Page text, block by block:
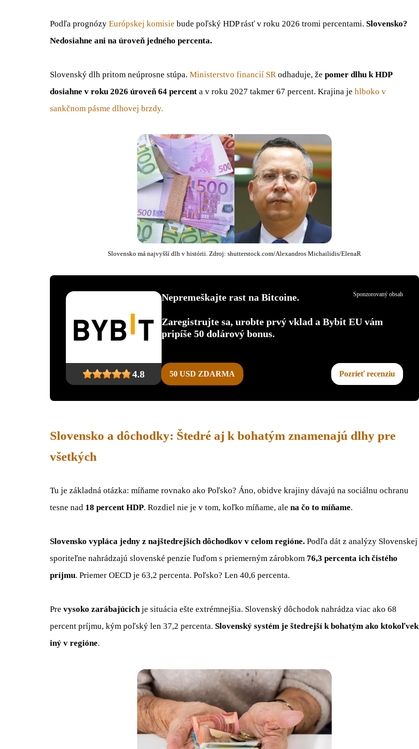
Podľa prognózy Európskej komisie bude poľský HDP rásť v roku 2026 tromi percentami. Slovensko?
Nedosiahne ani na úroveň jedného percenta.
Slovenský dlh pritom neúprosne stúpa. Ministerstvo financií SR odhaduje, že pomer dlhu k HDP
dosiahne v roku 2026 úroveň 64 percent a v roku 2027 takmer 67 percent. Krajina je hlboko v
sankčnom pásme dlhovej brzdy.
Slovensko má najvyšší dlh v histórii. Zdroj: shutterstock.com/Alexandros Michailidis/ElenaR
4.8
Nepremeškajte rast na Bitcoine.
Zaregistrujte sa, urobte prvý vklad a Bybit EU vám
pripíše 50 dolárový bonus.
50 USD ZDARMA Pozrieť recenziu
Sponzorovaný obsah
Slovensko a dôchodky: Štedré aj k bohatým znamenajú dlhy pre
všetkých
Tu je základná otázka: míňame rovnako ako Poľsko? Áno, obidve krajiny dávajú na sociálnu ochranu
tesne nad 18 percent HDP. Rozdiel nie je v tom, koľko míňame, ale na čo to míňame.
Slovensko vypláca jedny z najštedrejších dôchodkov v celom regióne. Podľa dát z analýzy Slovenskej
sporiteľne nahrádzajú slovenské penzie ľuďom s priemerným zárobkom 76,3 percenta ich čistého
príjmu. Priemer OECD je 63,2 percenta. Poľsko? Len 40,6 percenta.
Pre vysoko zarábajúcichje situácia ešte extrémnejšia. Slovenský dôchodok nahrádza viac ako 68
percent príjmu, kým poľský len 37,2 percenta. Slovenský systém je štedrejší k bohatým ako ktokoľvek
iný v regióne.